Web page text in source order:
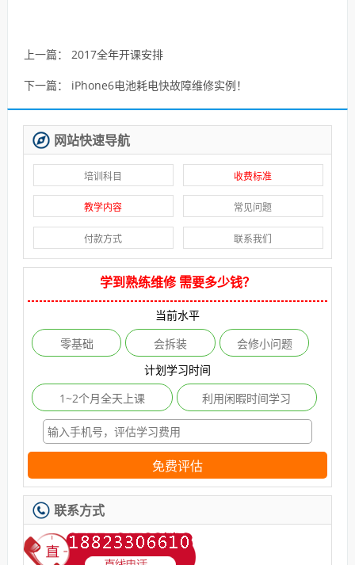
上一篇： 2017全年开课安排
下一篇： iPhone6电池耗电快故障维修实例！
网站快速导航
培训科目 收费标准
教学内容 常见问题
付款方式 联系我们
学到熟练维修 需要多少钱？
当前水平
零基础
会拆装
会修小问题
计划学习时间
1~2个月全天上课
利用闲暇时间学习
免费评估
联系方式